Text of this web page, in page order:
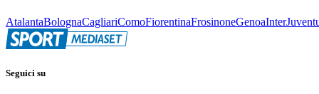
AtalantaBolognaCagliariComoFiorentinaFrosinoneGenoaInter
Seguici su